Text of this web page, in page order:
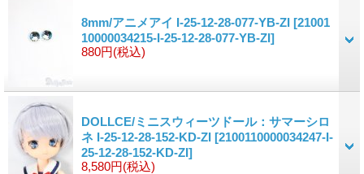
8mm/アニメアイ I-25-12-28-077-YB-ZI [21001
10000034215-I-25-12-28-077-YB-ZI]
880円(税込)
DOLLCE/ミニスウィーツドール：サマーシロ
ネ I-25-12-28-152-KD-ZI [2100110000034247-I-
25-12-28-152-KD-ZI]
8,580円(税込)